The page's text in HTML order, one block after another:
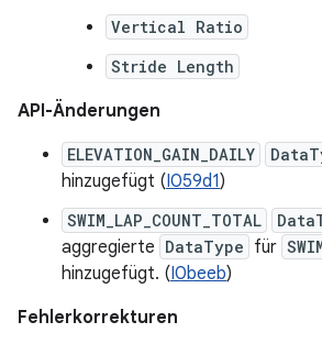
Vertical Ratio
Stride Length
API-Änderungen
ELEVATION_GAIN_DAILY
hinzugefügt (I059d1)
SWIM_LAP_COUNT_TOTAL
aggregierte DataType für
hinzugefügt. (I0beeb)
Fehlerkorrekturen